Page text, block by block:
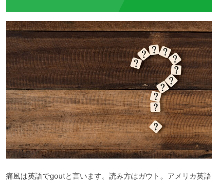
痛風は英語でgoutと言います。読み方はガウト。アメリカ英語